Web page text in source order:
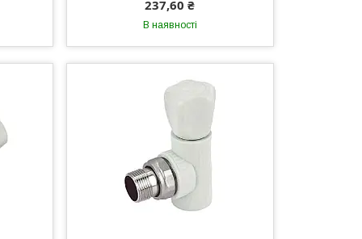
237,60 ₴
В наявності